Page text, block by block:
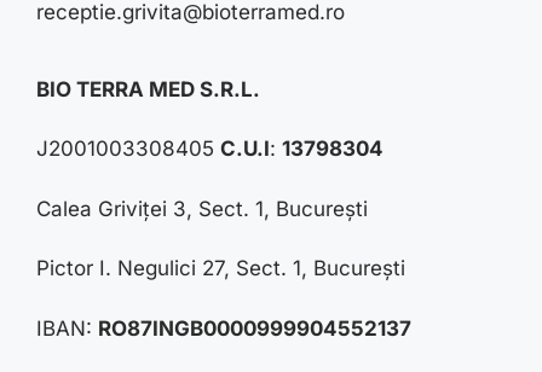
receptie.grivita@bioterramed.ro
BIO TERRA MED S.R.L.
J2001003308405 C.U.I: 13798304
Calea Griviței 3, Sect. 1, București
Pictor I. Negulici 27, Sect. 1, București
IBAN: RO87INGB0000999904552137